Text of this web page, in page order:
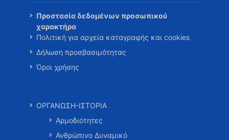
Προστασία δεδομένων προσωπικού
χαρακτήρα
Πολιτική για αρχεία καταγραφής και cookies
Δήλωση προσβασιμότητας
Όροι χρήσης
ΟΡΓΑΝΩΣΗ-ΙΣΤΟΡΙΑ
Αρμοδιότητες
Ανθρώπινο Δυναμικό